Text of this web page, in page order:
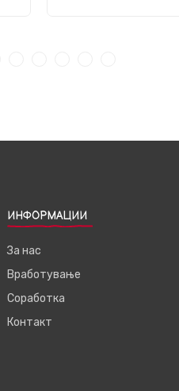
ИНФОРМАЦИИ
За нас
Вработување
Соработка
Контакт